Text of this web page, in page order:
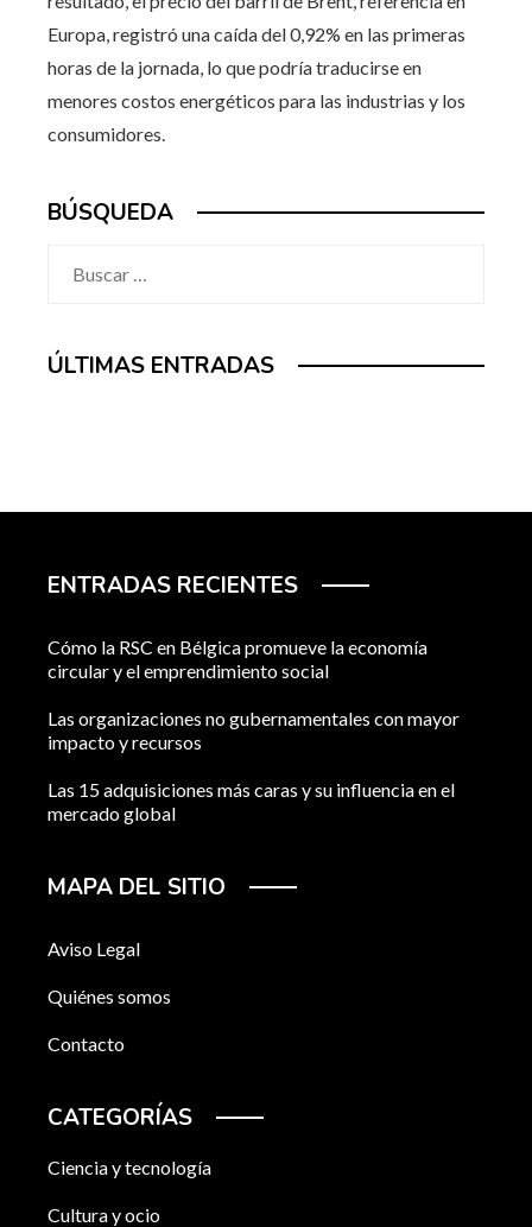
Europa, registró una caída del 0,92% en las primeras
horas de la jornada, lo que podría traducirse en
menores costos energéticos para las industrias y los
consumidores.
BÚSQUEDA
ÚLTIMAS ENTRADAS
ENTRADAS RECIENTES
Cómo la RSC en Bélgica promueve la economía
circular y el emprendimiento social
Las organizaciones no gubernamentales con mayor
impacto y recursos
Las 15 adquisiciones más caras y su influencia en el
mercado global
MAPA DEL SITIO
Aviso Legal
Quiénes somos
Contacto
CATEGORÍAS
Ciencia y tecnología
Cultura y ocio